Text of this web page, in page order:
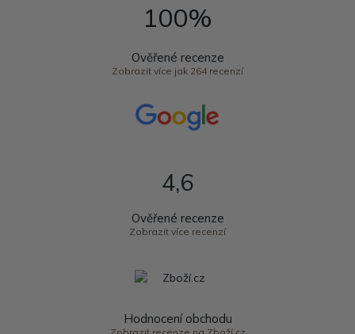
100%
Ověřené recenze
Zobrazit více jak 264 recenzí
4,6
Ověřené recenze
Zobrazit více recenzí
Hodnocení obchodu